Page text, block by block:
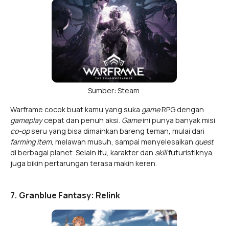
Sumber: Steam
Warframe cocok buat kamu yang suka gameRPG dengan
gameplaycepat dan penuh aksi. Gameini punya banyak misi
co-opseru yang bisa dimainkan bareng teman, mulai dari
farming item, melawan musuh, sampai menyelesaikan quest
di berbagai planet. Selain itu, karakter dan skillfuturistiknya
juga bikin pertarungan terasa makin keren.
7. Granblue Fantasy: Relink